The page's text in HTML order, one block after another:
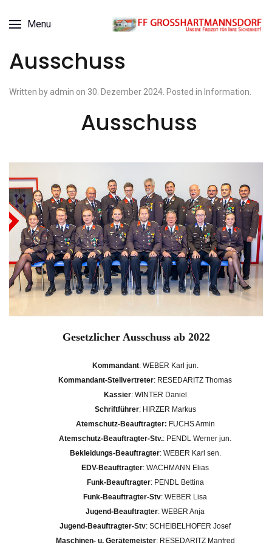
Menu
Ausschuss
Written by admin on 30. Dezember 2024 . Posted in Information
Ausschuss
Gesetzlicher Ausschuss ab 2022
Kommandant: WEBER Karl jun.
Kommandant-Stellvertreter: RESEDARITZ Thomas
Kassier: WINTER Daniel
Schriftführer: HIRZER Markus
Atemschutz-Beauftragter: FUCHS Armin
Atemschutz-Beauftragter-Stv.: PENDL Werner jun.
Bekleidungs-Beauftragter: WEBER Karl sen.
EDV-Beauftragter: WACHMANN Elias
Funk-Beauftragter: PENDL Bettina
Funk-Beauftragter-Stv: WEBER Lisa
Jugend-Beauftragter: WEBER Anja
Jugend-Beauftragter-Stv: SCHEIBELHOFER Josef
Maschinen- u. Gerätemeister: RESEDARITZ Manfred